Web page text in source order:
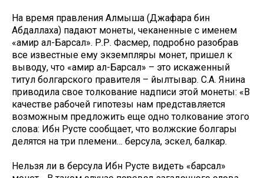
На время правления Алмыша (Джафара бин
Абдаллаха) падают монеты, чеканенные с именем
«амир ал-Барсал». Р.Р. Фасмер, подробно разобрав
все известные ему экземпляры монет, пришел к
выводу, что «амир ал-Барсал» – это искаженный
титул болгарского правителя – йылтывар. С.А. Янина
приводила свое толкование надписи этой монеты: «В
качестве рабочей гипотезы нам представляется
возможным предложить еще одно толкование этого
слова: Ибн Русте сообщает, что волжские болгары
делятся на три племени… берсула, эскел, балкар.
Нельзя ли в берсула Ибн Русте видеть «барсал»